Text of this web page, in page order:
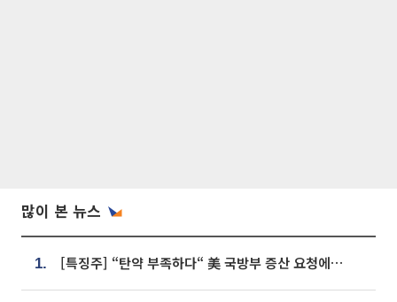
많이 본 뉴스
1. [특징주] “탄약 부족하다“ 美 국방부 증산 요청에⋯국내 방산주 급등세